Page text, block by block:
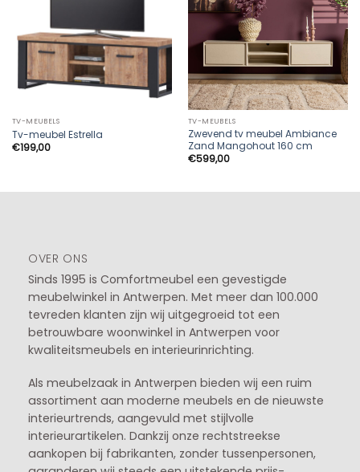
TV-MEUBELS
Tv-meubel Estrella
€199,00
TV-MEUBELS
Zwevend tv meubel Ambiance
Zand Mangohout 160 cm
€599,00
OVER ONS
Sinds 1995 is Comfortmeubel een gevestigde
meubelwinkel in Antwerpen. Met meer dan 100.000
tevreden klanten zijn wij uitgegroeid tot een
betrouwbare woonwinkel in Antwerpen voor
kwaliteitsmeubels en interieurinrichting.
Als meubelzaak in Antwerpen bieden wij een ruim
assortiment aan moderne meubels en de nieuwste
interieurtrends, aangevuld met stijlvolle
interieurartikelen. Dankzij onze rechtstreekse
aankopen bij fabrikanten, zonder tussenpersonen,